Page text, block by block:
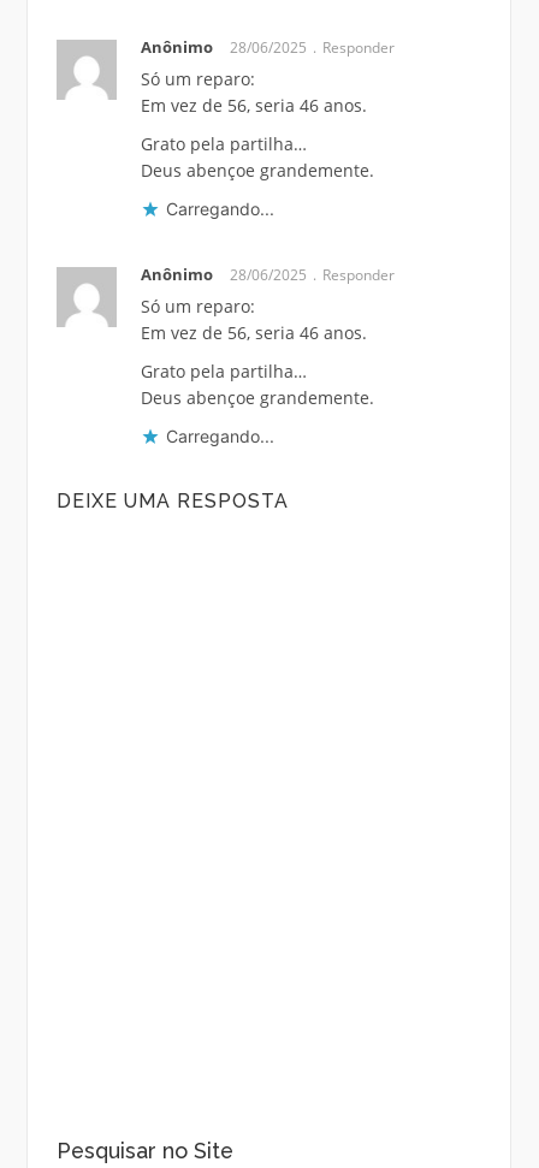
Anônimo 28/06/2025 Responder
Só um reparo:
Em vez de 56, seria 46 anos.
Grato pela partilha…
Deus abençoe grandemente.
Carregando...
Anônimo 28/06/2025 Responder
Só um reparo:
Em vez de 56, seria 46 anos.
Grato pela partilha…
Deus abençoe grandemente.
Carregando...
DEIXE UMA RESPOSTA
Pesquisar no Site